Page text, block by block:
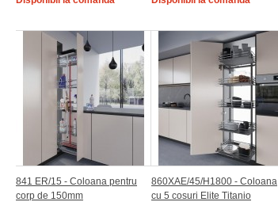
841 ER/15 - Coloana pentru
corp de 150mm
860XAE/45/H1800 - Coloana
cu 5 cosuri Elite Titanio